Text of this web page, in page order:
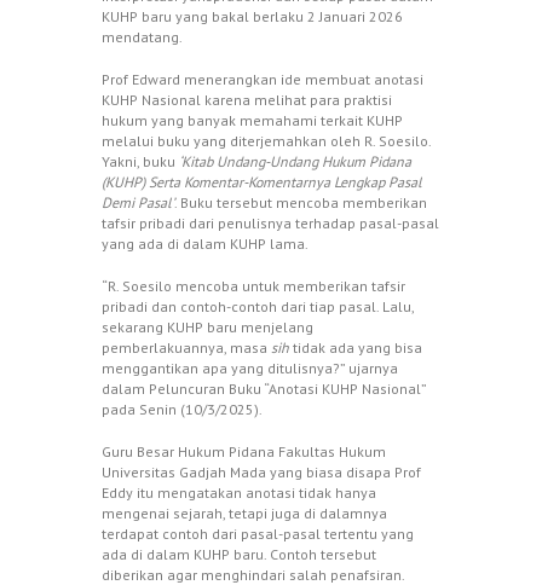
KUHP baru yang bakal berlaku 2 Januari 2026
mendatang.
Prof Edward menerangkan ide membuat anotasi
KUHP Nasional karena melihat para praktisi
hukum yang banyak memahami terkait KUHP
melalui buku yang diterjemahkan oleh R. Soesilo.
Yakni, buku ‘Kitab Undang-Undang Hukum Pidana
(KUHP) Serta Komentar-Komentarnya Lengkap Pasal
Demi Pasal’. Buku tersebut mencoba memberikan
tafsir pribadi dari penulisnya terhadap pasal-pasal
yang ada di dalam KUHP lama.
“R. Soesilo mencoba untuk memberikan tafsir
pribadi dan contoh-contoh dari tiap pasal. Lalu,
sekarang KUHP baru menjelang
pemberlakuannya, masa sih tidak ada yang bisa
menggantikan apa yang ditulisnya?” ujarnya
dalam Peluncuran Buku “Anotasi KUHP Nasional”
pada Senin (10/3/2025).
Guru Besar Hukum Pidana Fakultas Hukum
Universitas Gadjah Mada yang biasa disapa Prof
Eddy itu mengatakan anotasi tidak hanya
mengenai sejarah, tetapi juga di dalamnya
terdapat contoh dari pasal-pasal tertentu yang
ada di dalam KUHP baru. Contoh tersebut
diberikan agar menghindari salah penafsiran.